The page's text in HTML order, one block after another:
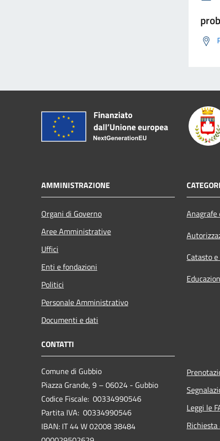
AMMINISTRAZIONE
Organi di Governo
Aree Amministrative
Uffici
Enti e fondazioni
Politici
Personale Amministrativo
Documenti e dati
Catasto
CONTATTI
Comune di Gubbio
Piazza Grande, 9 – 06024 - Gubbio
Codice Fiscale: 00334990546
Partita IVA: 00334990546
IBAN: IT 44 W 02008 38484
Leggi le